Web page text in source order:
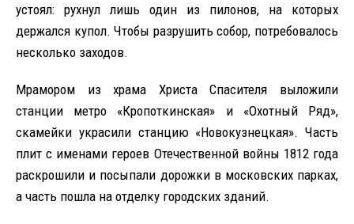
устоял: рухнул лишь один из пилонов, на которых
держался купол. Чтобы разрушить собор, потребовалось
несколько заходов.
Мрамором из храма Христа Спасителя выложили
станции метро «Кропоткинская» и «Охотный Ряд»,
скамейки украсили станцию «Новокузнецкая». Часть
плит с именами героев Отечественной войны 1812 года
раскрошили и посыпали дорожки в московских парках,
а часть пошла на отделку городских зданий.